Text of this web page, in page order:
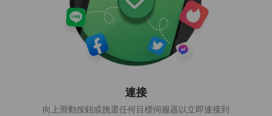
連接
向上滑動按鈕或挑選任何目標伺服器以立即連接到